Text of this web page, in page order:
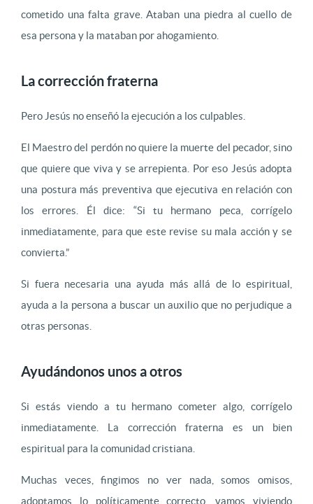
cometido una falta grave. Ataban una piedra al cuello de
esa persona y la mataban por ahogamiento.
La corrección fraterna
Pero Jesús no enseñó la ejecución a los culpables.
El Maestro del perdón no quiere la muerte del pecador, sino
que quiere que viva y se arrepienta. Por eso Jesús adopta
una postura más preventiva que ejecutiva en relación con
los errores. Él dice: “Si tu hermano peca, corrígelo
inmediatamente, para que este revise su mala acción y se
convierta.”
Si fuera necesaria una ayuda más allá de lo espiritual,
ayuda a la persona a buscar un auxilio que no perjudique a
otras personas.
Ayudándonos unos a otros
Si estás viendo a tu hermano cometer algo, corrígelo
inmediatamente. La corrección fraterna es un bien
espiritual para la comunidad cristiana.
Muchas veces, fingimos no ver nada, somos omisos,
adoptamos lo políticamente correcto, vamos viviendo